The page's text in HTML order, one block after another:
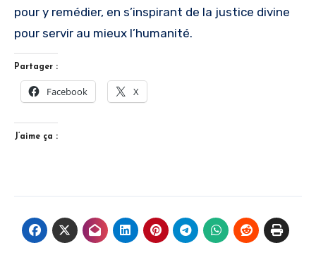
pour y remédier, en s’inspirant de la justice divine
pour servir au mieux l’humanité.
Partager :
Facebook X
J’aime ça :